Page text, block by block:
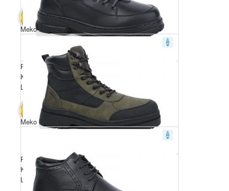
В КОШИК 184 $
Розмірний ряд: 40-45
Комплектація ящика: 8
Ціна за пару: 23 $
В КОШИК 184 $
Meko Melo ES90885-9B
Розмірний ряд: 40-45
Комплектація ящика: 8
Ціна за пару: 23 $
Meko Melo ER89152-0D